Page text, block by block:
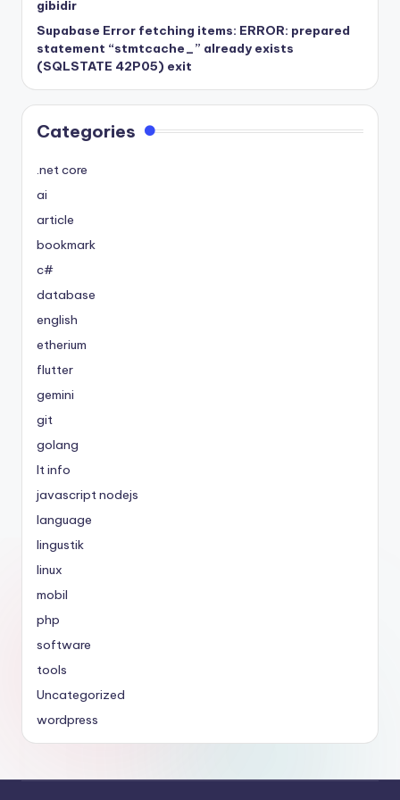
gibidir
Supabase Error fetching items: ERROR: prepared
statement “stmtcache_” already exists
(SQLSTATE 42P05) exit
Categories
.net core
ai
article
bookmark
c#
database
english
etherium
flutter
gemini
git
golang
It info
javascript nodejs
language
lingustik
linux
mobil
php
software
tools
Uncategorized
wordpress